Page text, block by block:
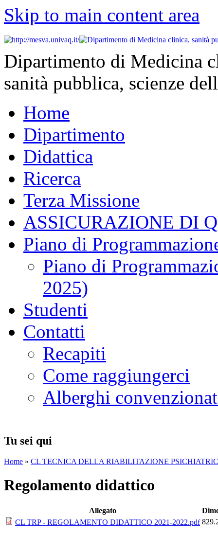
Skip to main content area
Dipartimento di Medicina
sanità pubblica, scienze
Home
Dipartimento
Didattica
Ricerca
Terza Missione
ASSICURAZIONE DI
Piano di
Piano di
2025)
Studenti
Contatti
Recapiti
Come raggiungerci
Alberghi
Tu sei qui
Home » CL TECNICA DELLA RIABILITAZIONE
Regolamento didattico
Allegato
CL TRP - REGOLAMENTO DIDATTICO 2021-2022.pdf